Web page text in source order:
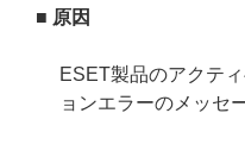
■ 原因
ESET製品のアクテ
ョンエラーのメッセ